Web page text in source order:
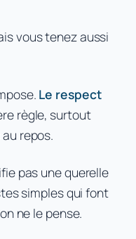
vous tenez aussi
Le respect
règle, surtout
repos.
pas une querelle
simples qui font
ne le pense.